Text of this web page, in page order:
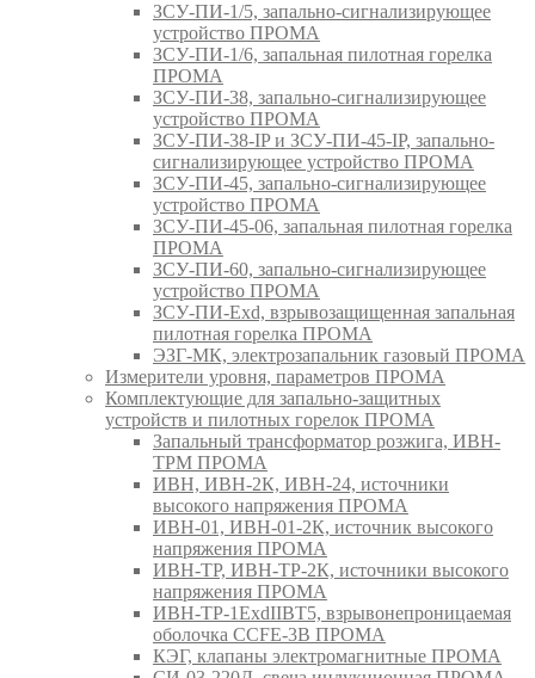
ЗСУ-ПИ-1/5, запально-сигнализирующее
устройство ПРОМА
ЗСУ-ПИ-1/6, запальная пилотная горелка
ПРОМА
ЗСУ-ПИ-38, запально-сигнализирующее
устройство ПРОМА
ЗСУ-ПИ-38-IP и ЗСУ-ПИ-45-IP, запально-
сигнализирующее устройство ПРОМА
ЗСУ-ПИ-45, запально-сигнализирующее
устройство ПРОМА
ЗСУ-ПИ-45-06, запальная пилотная горелка
ПРОМА
ЗСУ-ПИ-60, запально-сигнализирующее
устройство ПРОМА
ЗСУ-ПИ-Exd, взрывозащищенная запальная
пилотная горелка ПРОМА
ЭЗГ-МК, электрозапальник газовый ПРОМА
Измерители уровня, параметров ПРОМА
Комплектующие для запально-защитных
устройств и пилотных горелок ПРОМА
Запальный трансформатор розжига, ИВН-
ТРМ ПРОМА
ИВН, ИВН-2К, ИВН-24, источники
высокого напряжения ПРОМА
ИВН-01, ИВН-01-2К, источник высокого
напряжения ПРОМА
ИВН-ТР, ИВН-ТР-2К, источники высокого
напряжения ПРОМА
ИВН-ТР-1ExdIIBT5, взрывонепроницаемая
оболочка CCFE-3B ПРОМА
КЭГ, клапаны электромагнитные ПРОМА